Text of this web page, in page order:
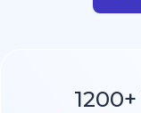
1200+